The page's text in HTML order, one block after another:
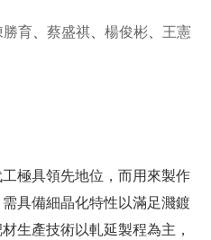
勝育、 蔡盛祺、 楊俊彬、 王憲
極具領先地位，而用來製作
具備細晶化特性以滿足濺鍍
生產技術以軋延製程為主，